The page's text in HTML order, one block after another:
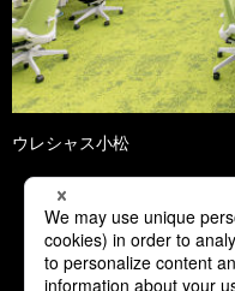
ウレシャス小松
1 2